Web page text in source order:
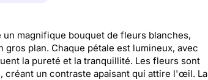
magnifique bouquet de fleurs blanches,
plan. Chaque pétale est lumineux, avec
la pureté et la tranquillité. Les fleurs sont
créant un contraste apaisant qui attire l'œil. La